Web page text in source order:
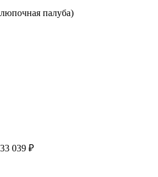
палуба)
039 ₽